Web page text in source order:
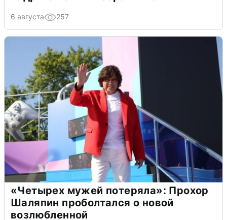
6 августа 257
«Четырех мужей потеряла»: Прохор
Шаляпин проболтался о новой
возлюбленной